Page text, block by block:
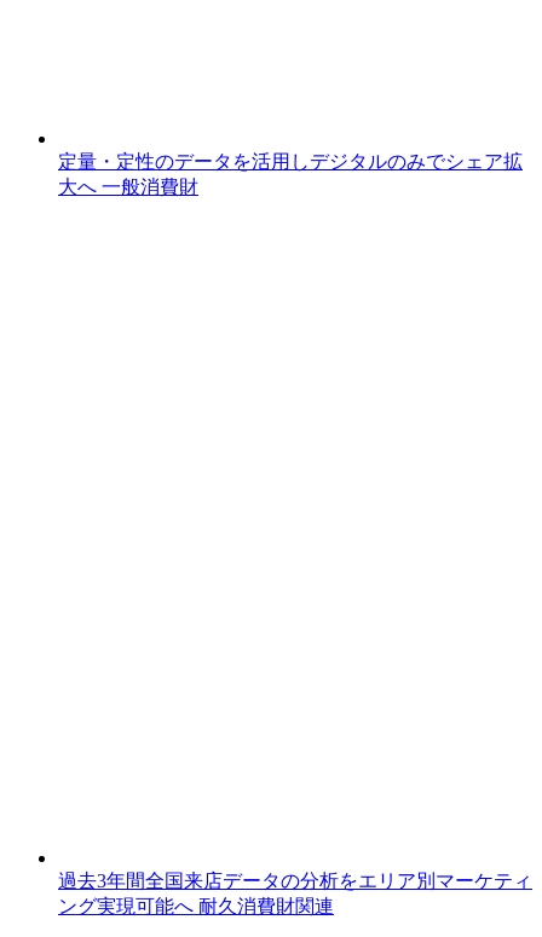
定量・定性のデータを活用しデジタルのみでシェア拡
大へ 一般消費財
過去3年間全国来店データの分析をエリア別マーケティ
ング実現可能へ 耐久消費財関連